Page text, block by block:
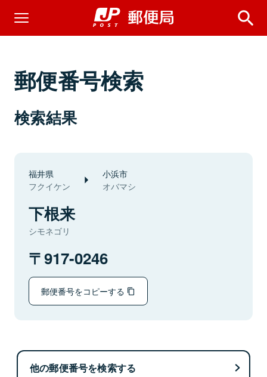
郵便番号検索
検索結果
福井県
フクイケン
小浜市
オバマシ
下根来
シモネゴリ
917-0246
郵便番号をコピーする
他の郵便番号を検索する